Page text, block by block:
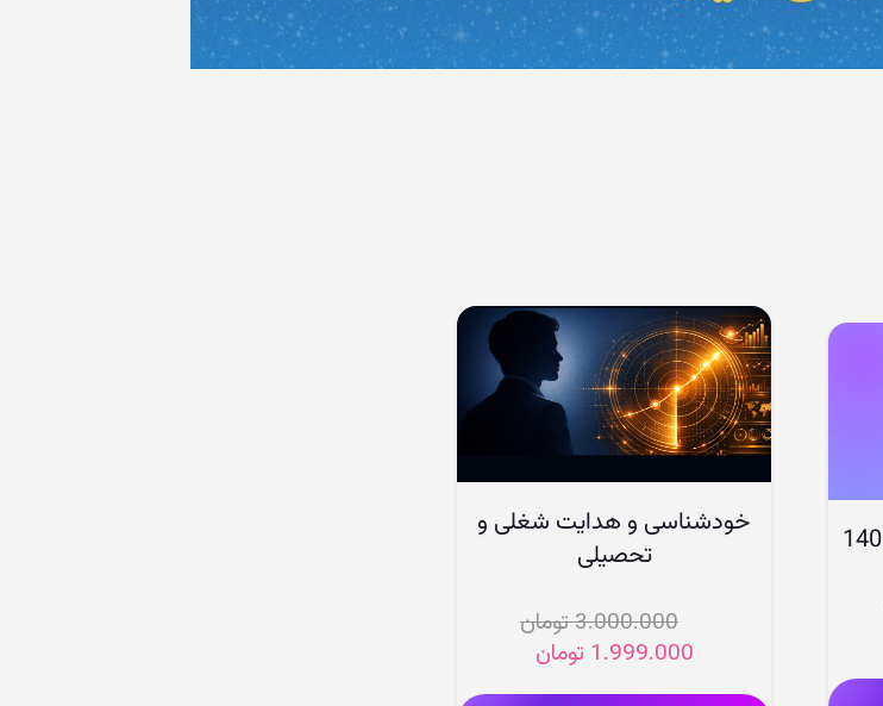
9.000.000 تومان
خودشناسی و هدایت شغلی و
تحصیلی
3.000.000تومان
قیمت
1.999.000 تومان